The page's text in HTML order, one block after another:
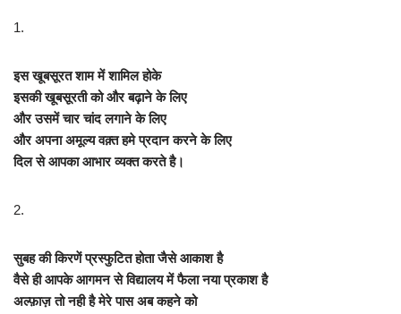
1.
इस खूबसूरत शाम में शामिल होके
इसकी खूबसूरती को और बढ़ाने के लिए
और उसमें चार चांद लगाने के लिए
और अपना अमूल्य वक़्त हमे प्रदान करने के लिए
दिल से आपका आभार व्यक्त करते है।
2.
सुबह की किरणें प्रस्फुटित होता जैसे आकाश है
वैसे ही आपके आगमन से विद्यालय में फैला नया प्रकाश है
अल्फ़ाज़ तो नही है मेरे पास अब कहने को